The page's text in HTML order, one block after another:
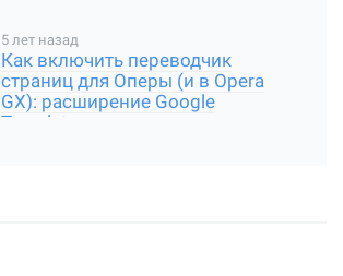
5 лет назад
Как включить переводчик
страниц для Оперы (и в Opera
GX): расширение Google
Translator